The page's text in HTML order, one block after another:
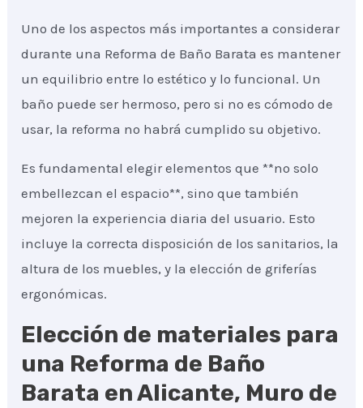
Uno de los aspectos más importantes a considerar
durante una Reforma de Baño Barata es mantener
un equilibrio entre lo estético y lo funcional. Un
baño puede ser hermoso, pero si no es cómodo de
usar, la reforma no habrá cumplido su objetivo.
Es fundamental elegir elementos que **no solo
embellezcan el espacio**, sino que también
mejoren la experiencia diaria del usuario. Esto
incluye la correcta disposición de los sanitarios, la
altura de los muebles, y la elección de griferías
ergonómicas.
Elección de materiales para
una Reforma de Baño
Barata en Alicante, Muro de